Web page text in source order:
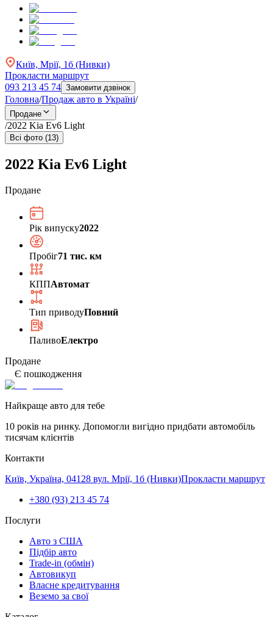
Київ, Мрії, 1б (Нивки)
Прокласти маршрут
093 213 45 74 Замовити дзвінок
Головна/Продаж авто в Україні/
Продане
/2022 Kia Ev6 Light
Всі фото (13)
2022 Kia Ev6 Light
Продане
Рік випуску2022
Пробіг71 тис. км
КППАвтомат
Тип приводуПовний
ПаливоЕлектро
Продане
Є пошкодження
Найкраще авто для тебе
10 років на ринку. Допомогли вигідно придбати автомобіль
тисячам клієнтів
Контакти
Київ, Україна, 04128 вул. Мрії, 1б (Нивки)Прокласти маршрут
+380 (93) 213 45 74
Послуги
Авто з США
Підбір авто
Trade-in (обмін)
Автовикуп
Власне кредитування
Веземо за свої